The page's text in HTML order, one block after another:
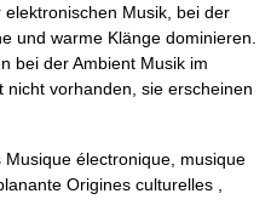
Musik, bei der
und warme Klänge dominieren.
bei der Ambient Musik im
vorhanden, sie erscheinen
électronique, musique
Origines culturelles ,